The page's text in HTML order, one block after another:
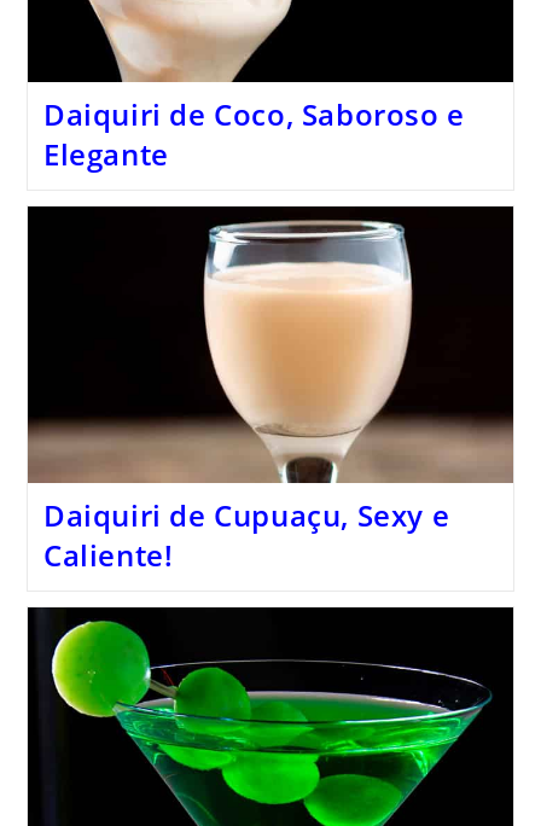
Daiquiri de Coco, Saboroso e
Elegante
Daiquiri de Cupuaçu, Sexy e
Caliente!